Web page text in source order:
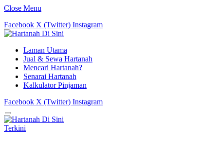
Close Menu
Facebook X (Twitter) Instagram
Laman Utama
Jual & Sewa Hartanah
Mencari Hartanah?
Senarai Hartanah
Kalkulator Pinjaman
Facebook X (Twitter) Instagram
Terkini